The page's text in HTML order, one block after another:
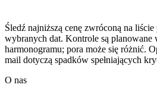
Śledź najniższą cenę zwróconą na
wybranych dat. Kontrole są planowane
harmonogramu; pora może się różnić.
mail dotyczą spadków spełniających
O nas